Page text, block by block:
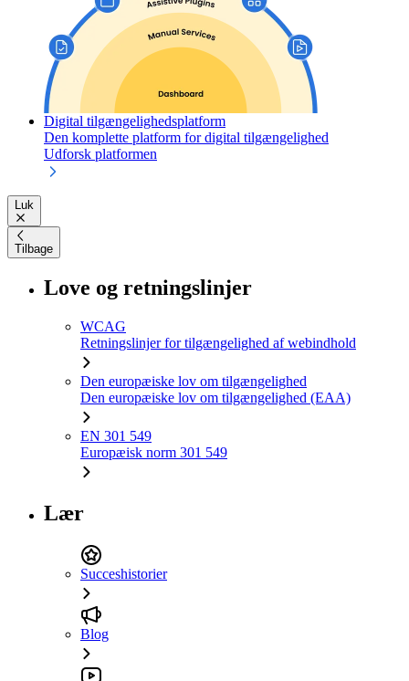
Digital tilgængelighedsplatform
Den komplette platform for digital tilgængelighed
Udforsk platformen
Luk
Tilbage
Love og retningslinjer
WCAG
Retningslinjer for tilgængelighed af webindhold
Den europæiske lov om tilgængelighed
Den europæiske lov om tilgængelighed (EAA)
EN 301 549
Europæisk norm 301 549
Lær
Succeshistorier
Blog